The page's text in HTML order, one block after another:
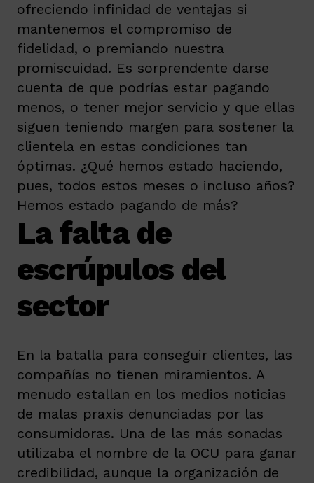
ofreciendo infinidad de ventajas si
mantenemos el compromiso de
fidelidad, o premiando nuestra
promiscuidad. Es sorprendente darse
cuenta de que podrías estar pagando
menos, o tener mejor servicio y que ellas
siguen teniendo margen para sostener la
clientela en estas condiciones tan
óptimas. ¿Qué hemos estado haciendo,
pues, todos estos meses o incluso años?
Hemos estado pagando de más?
La falta de
escrúpulos del
sector
En la batalla para conseguir clientes, las
compañías no tienen miramientos. A
menudo estallan en los medios noticias
de malas praxis denunciadas por las
consumidoras. Una de las más sonadas
utilizaba el nombre de la OCU para ganar
credibilidad, aunque la organización de